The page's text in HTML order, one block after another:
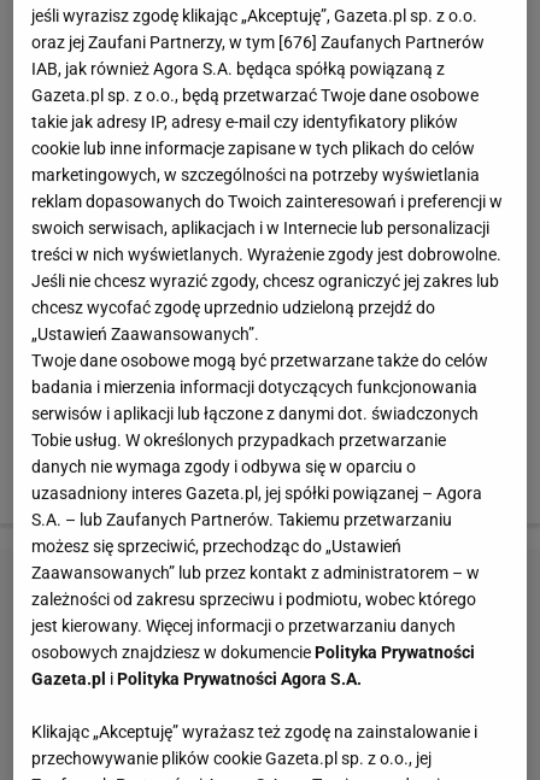
kwadrans tego spotkania, to tak naprawdę niewiele
stracił. O jakimkolwiek zalążku dobrej gry można było
mówić dopiero po pierwszej bramce Angulo (81.
minuta). Jedynym punktem wspólnym, który mógłby
wskazywać na jakąś powtarzalność albo przyczynę
takiego rezultatu, była postawa Grzyba - ostatnia
zmiana trenera Mamrota, wszedł za Bartosza Kwietnia.
Ten manewr warto odnotować choćby ze względu na
dwie zbiegające się w czasie kwestie: Górnik otworzył
się nieco bardziej, a Jagiellonia zaczęła popełniać coraz
więcej błędów w obronie. Jedną z centralnych postaci,
w negatywnym tego słowa znaczeniu, był właśnie
Grzyb, który miał czynny udział przy obu trafieniach dla
przeciwnika (patrz zdjęcie).
jeśli wyrazisz zgodę klikając „Akceptuję”, Gazeta.pl sp. z o.o.
oraz jej Zaufani Partnerzy, w tym [676] Zaufanych Partnerów
IAB, jak również Agora S.A. będąca spółką powiązaną z
Gazeta.pl sp. z o.o., będą przetwarzać Twoje dane osobowe
takie jak adresy IP, adresy e-mail czy identyfikatory plików
cookie lub inne informacje zapisane w tych plikach do celów
marketingowych, w szczególności na potrzeby wyświetlania
reklam dopasowanych do Twoich zainteresowań i preferencji w
swoich serwisach, aplikacjach i w Internecie lub personalizacji
treści w nich wyświetlanych. Wyrażenie zgody jest dobrowolne.
Jeśli nie chcesz wyrazić zgody, chcesz ograniczyć jej zakres lub
chcesz wycofać zgodę uprzednio udzieloną przejdź do
„Ustawień Zaawansowanych”.
Twoje dane osobowe mogą być przetwarzane także do celów
badania i mierzenia informacji dotyczących funkcjonowania
serwisów i aplikacji lub łączone z danymi dot. świadczonych
Tobie usług. W określonych przypadkach przetwarzanie
danych nie wymaga zgody i odbywa się w oparciu o
uzasadniony interes Gazeta.pl, jej spółki powiązanej – Agora
S.A. – lub Zaufanych Partnerów. Takiemu przetwarzaniu
możesz się sprzeciwić, przechodząc do „Ustawień
Zaawansowanych” lub przez kontakt z administratorem – w
zależności od zakresu sprzeciwu i podmiotu, wobec którego
jest kierowany. Więcej informacji o przetwarzaniu danych
osobowych znajdziesz w dokumenciePolityka Prywatności
Gazeta.pl iPolityka Prywatności Agora S.A.
Klikając „Akceptuję” wyrażasz też zgodę na zainstalowanie i
przechowywanie plików cookie Gazeta.pl sp. z o.o., jej